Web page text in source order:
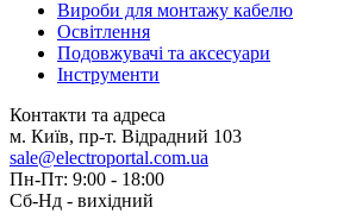
Вироби для монтажу кабелю
Освітлення
Подовжувачі та аксесуари
Інструменти
Контакти та адреса
м. Київ, пр-т. Відрадний 103
sale@electroportal.com.ua
Пн-Пт: 9:00 - 18:00
Сб-Нд - вихідний